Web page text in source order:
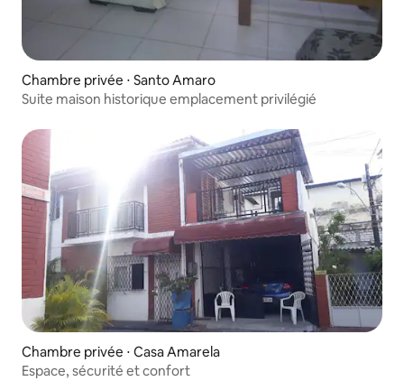
Chambre privée ⋅ Santo Amaro
Suite maison historique emplacement privilégié
Chambre privée ⋅ Casa Amarela
Espace, sécurité et confort